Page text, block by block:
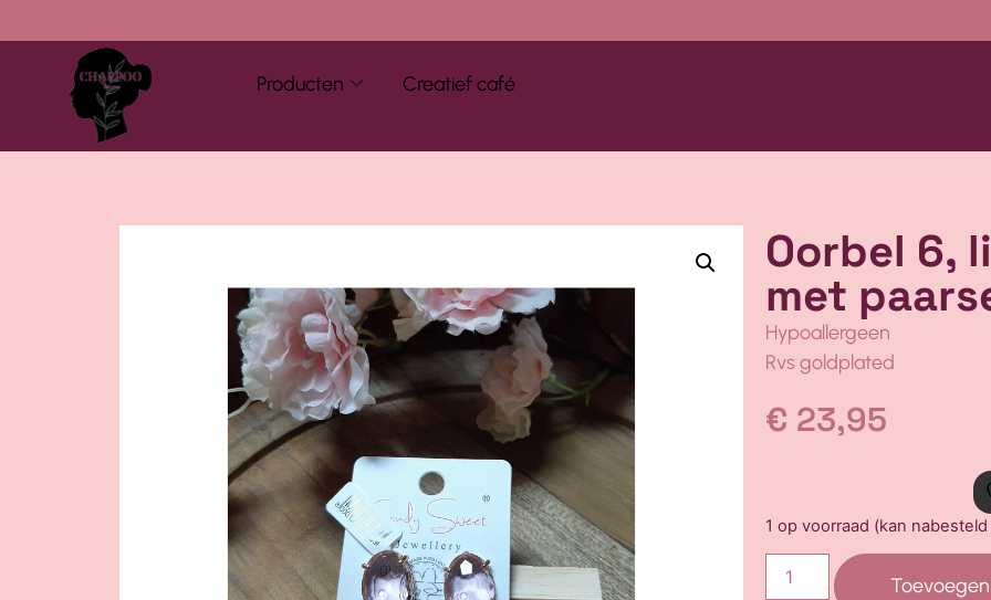
Producten Creatief café
Oorbel 6,
met
Hypoallergeen
Rvs goldplated
€ 23,95
1 op voorraad (kan